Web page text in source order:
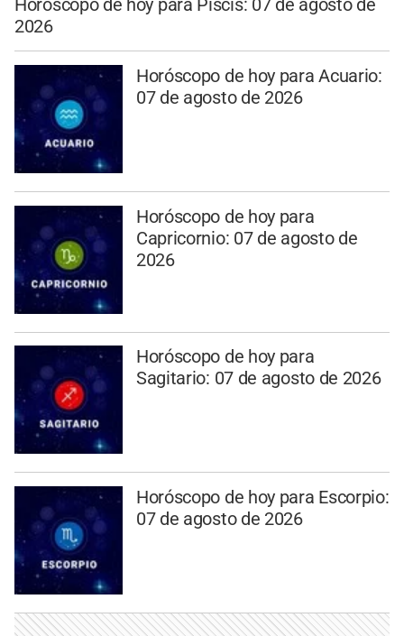
Horóscopo de hoy para Piscis: 07 de agosto de
2026
Horóscopo de hoy para Acuario:
07 de agosto de 2026
Horóscopo de hoy para
Capricornio: 07 de agosto de
2026
Horóscopo de hoy para
Sagitario: 07 de agosto de 2026
Horóscopo de hoy para Escorpio:
07 de agosto de 2026